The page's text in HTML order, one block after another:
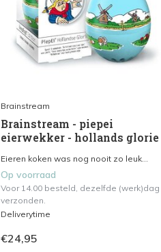
Brainstream
Brainstream - piepei
eierwekker - hollands glorie
Eieren koken was nog nooit zo leuk...
Op voorraad
Voor 14.00 besteld, dezelfde (werk)dag
verzonden.
Deliverytime
€24,95